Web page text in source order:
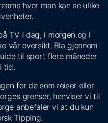
hvor man kan se ulike
TV i dag, i morgen og i
vår oversikt. Bla gjennom
til sport flere måneder
tid.
for de som reiser eller
grenser, henviser vi til
anbefaler vi at du kun
Tipping.